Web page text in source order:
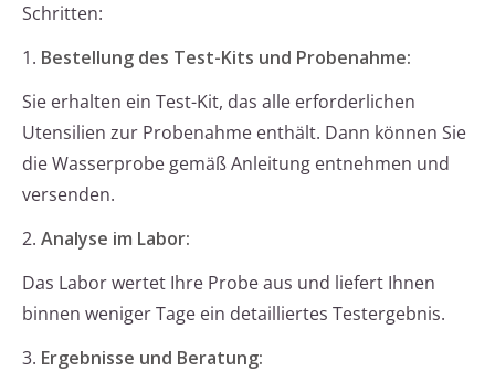
Schritten:
1. Bestellung des Test-Kits und Probenahme:
Sie erhalten ein Test-Kit, das alle erforderlichen
Utensilien zur Probenahme enthält. Dann können Sie
die Wasserprobe gemäß Anleitung entnehmen und
versenden.
2. Analyse im Labor:
Das Labor wertet Ihre Probe aus und liefert Ihnen
binnen weniger Tage ein detailliertes Testergebnis.
3. Ergebnisse und Beratung: